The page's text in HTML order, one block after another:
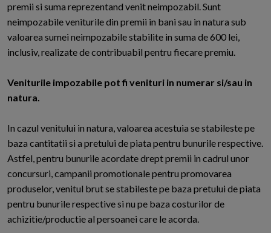
premii si suma reprezentand venit neimpozabil. Sunt
neimpozabile veniturile din premii in bani sau in natura sub
valoarea sumei neimpozabile stabilite in suma de 600 lei,
inclusiv, realizate de contribuabil pentru fiecare premiu.
Veniturile impozabile pot fi venituri in numerar si/sau in
natura.
In cazul venitului in natura, valoarea acestuia se stabileste pe
baza cantitatii si a pretului de piata pentru bunurile respective.
Astfel, pentru bunurile acordate drept premii in cadrul unor
concursuri, campanii promotionale pentru promovarea
produselor, venitul brut se stabileste pe baza pretului de piata
pentru bunurile respective si nu pe baza costurilor de
achizitie/productie al persoanei care le acorda.